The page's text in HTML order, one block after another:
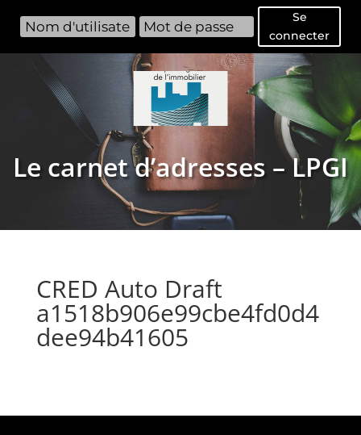
Se
connecter
Le carnet d’adresses – LPGI
CRED Auto Draft
a1518b906e99cbe4fd0d4
dee94b41605